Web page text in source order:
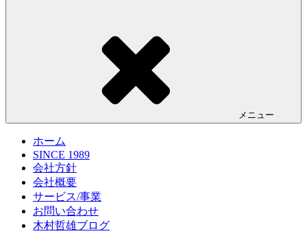
メニュー
ホーム
SINCE 1989
会社方針
会社概要
サービス/事業
お問い合わせ
木村哲雄ブログ